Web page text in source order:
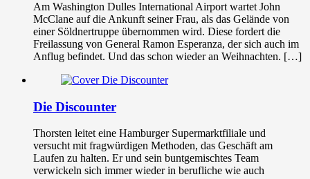
Am Washington Dulles International Airport wartet John
McClane auf die Ankunft seiner Frau, als das Gelände von
einer Söldnertruppe übernommen wird. Diese fordert die
Freilassung von General Ramon Esperanza, der sich auch im
Anflug befindet. Und das schon wieder an Weihnachten. […]
Die Discounter
Thorsten leitet eine Hamburger Supermarktfiliale und
versucht mit fragwürdigen Methoden, das Geschäft am
Laufen zu halten. Er und sein buntgemischtes Team
verwickeln sich immer wieder in berufliche wie auch